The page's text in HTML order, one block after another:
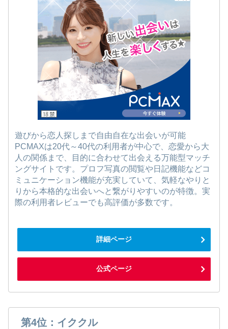
遊びから恋人探しまで自由自在な出会いが可能
PCMAXは20代～40代の利用者が中心で、恋愛から大
人の関係まで、目的に合わせて出会える万能型マッチ
ングサイトです。プロフ写真の閲覧や日記機能などコ
ミュニケーション機能が充実していて、気軽なやりと
りから本格的な出会いへと繋がりやすいのが特徴。実
際の利用者レビューでも高評価が多数です。
詳細ページ
公式ページ
第4位：イククル